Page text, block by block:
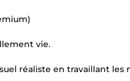
vie.
réaliste en travaillant les